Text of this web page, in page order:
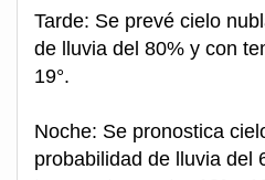
Tarde: Se prevé cielo
de lluvia del 80% y con
19°.
Noche: Se pronostica
probabilidad de lluvia del